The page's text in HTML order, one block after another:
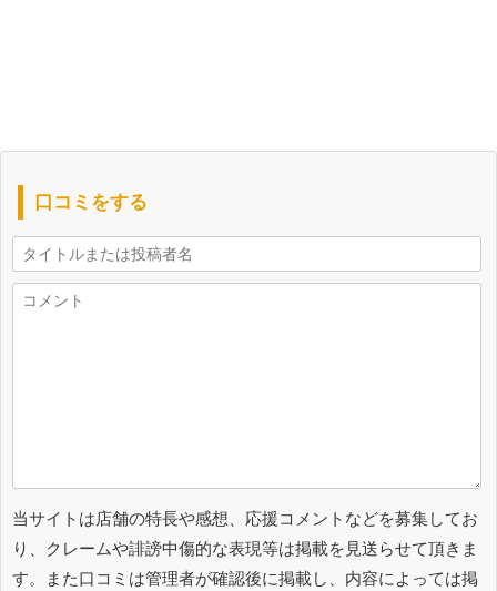
口コミをする
当サイトは店舗の特長や感想、応援コメントなどを募集してお
り、クレームや誹謗中傷的な表現等は掲載を見送らせて頂きま
す。また口コミは管理者が確認後に掲載し、内容によっては掲